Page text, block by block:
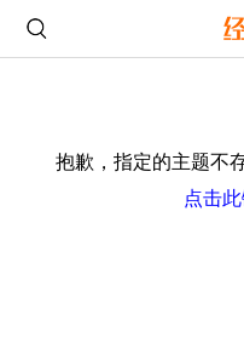
抱歉，指定的主题不
点击